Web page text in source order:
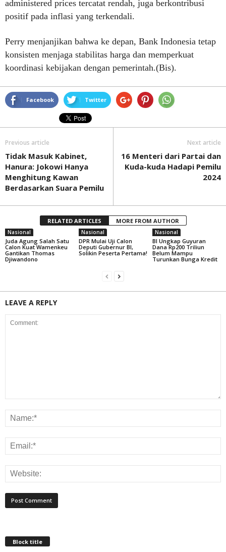
administered prices tercatat rendah, juga berkontribusi
positif pada inflasi yang terkendali.
Perry menjanjikan bahwa ke depan, Bank Indonesia tetap
konsisten menjaga stabilitas harga dan memperkuat
koordinasi kebijakan dengan pemerintah.(Bis).
Facebook Twitter
Previous article
Tidak Masuk Kabinet,
Hanura: Jokowi Hanya
Menghitung Kawan
Berdasarkan Suara Pemilu
Next article
16 Menteri dari Partai dan
Kuda-kuda Hadapi Pemilu
2024
RELATED ARTICLES MORE FROM AUTHOR
Nasional
Juda Agung Salah Satu
Calon Kuat Wamenkeu
Gantikan Thomas
Djiwandono
Nasional
DPR Mulai Uji Calon
Deputi Gubernur BI,
Solikin Peserta Pertama!
Nasional
BI Ungkap Guyuran
Dana Rp200 Triliun
Belum Mampu
Turunkan Bunga Kredit
LEAVE A REPLY
Block title